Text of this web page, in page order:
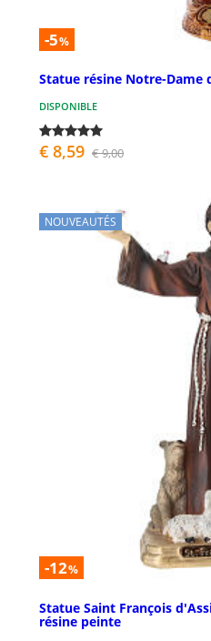
-5%
Statue résine Notre-Dame
DISPONIBLE
€ 8,59 € 9,00
NOUVEAUTÉS
-12%
Statue Saint François
résine peinte